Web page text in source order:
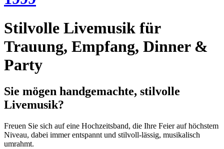
Stilvolle Livemusik für
Trauung, Empfang, Dinner &
Party
Sie mögen handgemachte, stilvolle
Livemusik?
Freuen Sie sich auf eine Hochzeitsband, die Ihre Feier auf höchstem
Niveau, dabei immer entspannt und stilvoll-lässig, musikalisch
umrahmt.